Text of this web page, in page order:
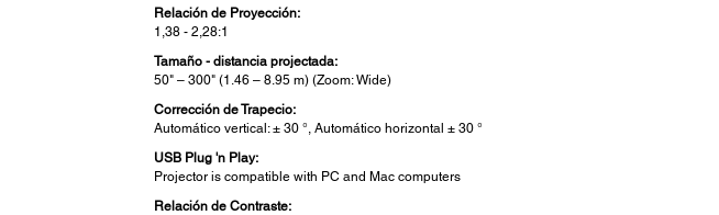
Relación de Proyección:
1,38 - 2,28:1
Tamaño - distancia projectada:
50" – 300" (1.46 – 8.95 m) (Zoom: Wide)
Corrección de Trapecio:
Automático vertical: ± 30 °, Automático horizontal ± 30 °
USB Plug 'n Play:
Projector is compatible with PC and Mac computers
Relación de Contraste: